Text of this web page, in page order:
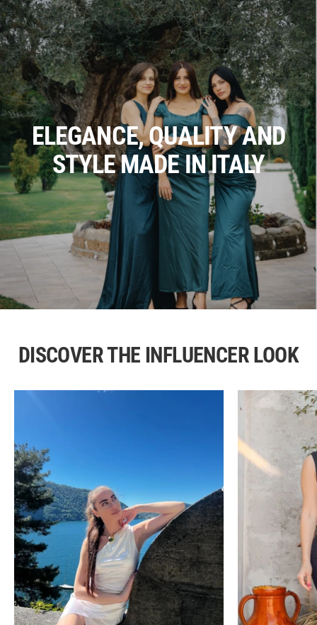
ELEGANCE, QUALITY AND
STYLE MADE IN ITALY
DISCOVER THE INFLUENCER LOOK